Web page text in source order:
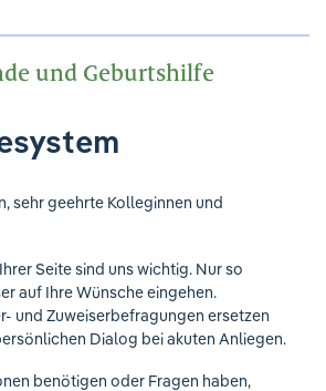
und Geburtshilfe
sehr geehrte Kolleginnen und
Seite sind uns wichtig. Nur so
auf Ihre Wünsche eingehen.
und Zuweiserbefragungen ersetzen
Dialog bei akuten Anliegen.
benötigen oder Fragen haben,